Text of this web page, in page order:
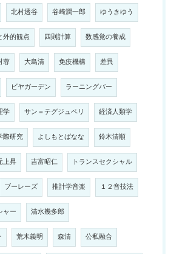
北村透谷 谷崎潤一郎 ゆうきゆう
外的観点 四則計算 数感覚の養成
蓉 大島清 免疫機構 差異
ビヤガーデン ラーニングバー
学 サン＝テグジュペリ 経済人類学
際研究 よしもとばなな 鈴木清順
上昇 吉富昭仁 トランスセクシャル
ブーレーズ 推計学音楽 １２音技法
ャー 清水幾多郎
荒木義明 森清 公私融合